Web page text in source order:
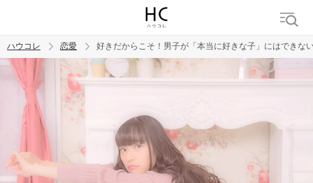
トレンド ワード
ハウコレ 恋愛 好きだからこそ！男子が「本当に好きな子」にはできな